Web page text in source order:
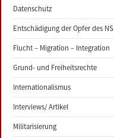
Datenschutz
Entschädigung der Opfer des NS
Flucht – Migration – Integration
Grund- und Freiheitsrechte
Internationalismus
Interviews/ Artikel
Militarisierung